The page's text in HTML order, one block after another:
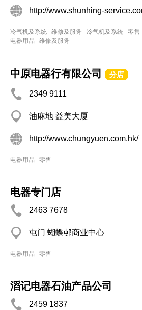
http://www.shunhing-
冷气机及系统─维修及服务 冷气机及系统─零售
电器用品─维修及服务
中原电器行有限公司 分店
2349 9111
油麻地 益美大厦
http://www.chungyuen.com.hk/
电器用品─零售
电器专门店
2463 7678
屯门 蝴蝶邨商业中心
电器用品─零售
滔记电器石油产品公司
2459 1837